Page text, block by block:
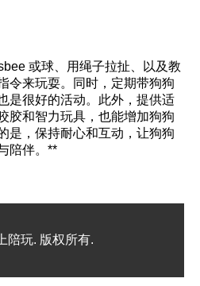
或球、用绳子拉扯、以及教
令来玩耍。同时，定期带狗狗
是很好的活动。此外，提供适
胶和智力玩具，也能增加狗狗
是，保持耐心和互动，让狗狗
陪伴。**
陪玩. 版权所有.